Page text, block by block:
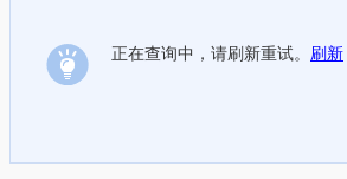
正在查询中，请刷新重试。 刷新